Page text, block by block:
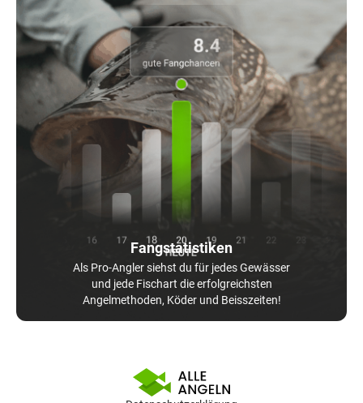
Fangstatistiken
Als Pro-Angler siehst du für jedes Gewässer
und jede Fischart die erfolgreichsten
Angelmethoden, Köder und Beisszeiten!